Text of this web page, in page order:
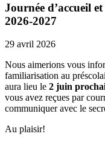
Journée d’accueil
2026-2027
29 avril 2026
Nous aimerions vous
familiarisation au
aura lieu le 2 juin
vous avez reçues par
communiquer avec le
Au plaisir!